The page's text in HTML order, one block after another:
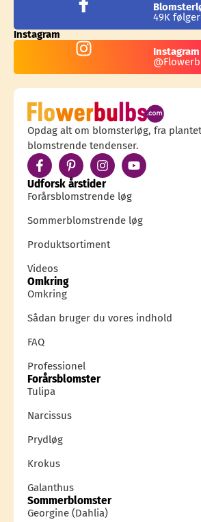
49K
Instagram
Instagram
Opdag alt om blomsterløg, fra
blomstrende tendenser.
Udforsk årstider
Forårsblomstrende løg
Sommerblomstrende løg
Produktsortiment
Videos
Omkring
Omkring
Sådan bruger du vores indhold
FAQ
Professionel
Forårsblomster
Tulipa
Narcissus
Prydløg
Krokus
Galanthus
Sommerblomster
Georgine (Dahlia)